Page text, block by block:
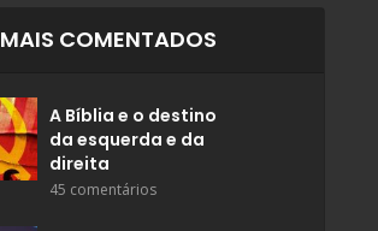
MAIS COMENTADOS
A Bíblia e o destino
da esquerda e da
direita
45 comentários